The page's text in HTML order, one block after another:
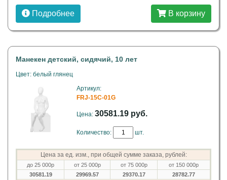
Подробнее В корзину
Манекен детский, сидячий, 10 лет
Цвет: белый глянец
Артикул:
FRJ-15C-01G
Цена: 30581.19 руб.
Количество: шт.
Цена за ед. изм., при общей сумме заказа, рублей:
до 25 000р от 25 000р от 75 000р
от 150 000р
30581.19
29969.57 29370.17 28782.77